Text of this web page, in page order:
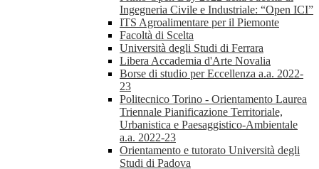
Ingegneria Civile e Industriale: “Open ICI”
ITS Agroalimentare per il Piemonte
Facoltà di Scelta
Università degli Studi di Ferrara
Libera Accademia d'Arte Novalia
Borse di studio per Eccellenza a.a. 2022-
23
Politecnico Torino - Orientamento Laurea
Triennale Pianificazione Territoriale,
Urbanistica e Paesaggistico-Ambientale
a.a. 2022-23
Orientamento e tutorato Università degli
Studi di Padova